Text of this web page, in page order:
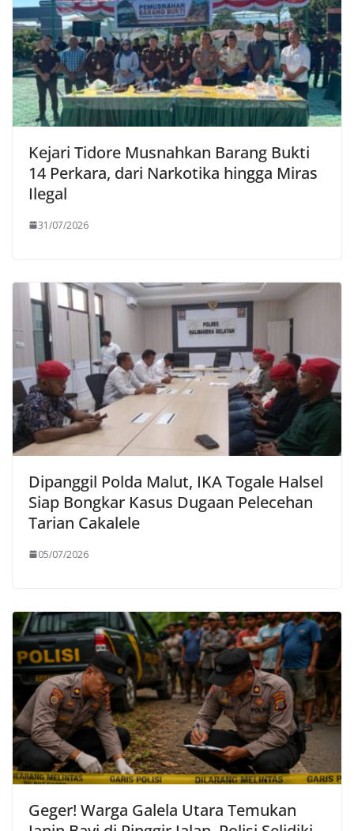
Kejari Tidore Musnahkan Barang Bukti
14 Perkara, dari Narkotika hingga Miras
Ilegal
31/07/2026
Dipanggil Polda Malut, IKA Togale Halsel
Siap Bongkar Kasus Dugaan Pelecehan
Tarian Cakalele
05/07/2026
Geger! Warga Galela Utara Temukan